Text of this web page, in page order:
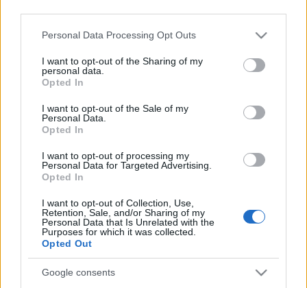
Please note that this website/app uses one or more Google
not limited to your visit or usage behaviour. You may click to
grant or deny consent to Google and its third-party tags to
use your data for below specified purposes in below Google
consent section.
Personal Data Processing Opt Outs
I want to opt-out of the Sharing of my
personal data.
Opted In
I want to opt-out of the Sale of my
Personal Data.
Opted In
I want to opt-out of processing my
Personal Data for Targeted Advertising.
Opted In
I want to opt-out of Collection, Use,
Retention, Sale, and/or Sharing of my
Personal Data that Is Unrelated with the
Purposes for which it was collected.
Opted Out
Google consents
Forrás: RedLemon
Címkék:hírek Hajós András Comedy Central
Kovács Patrícia
Kamarás Iván Anger Zsolt
Szinkronhangok: Szemfényvesztők
(Deception)